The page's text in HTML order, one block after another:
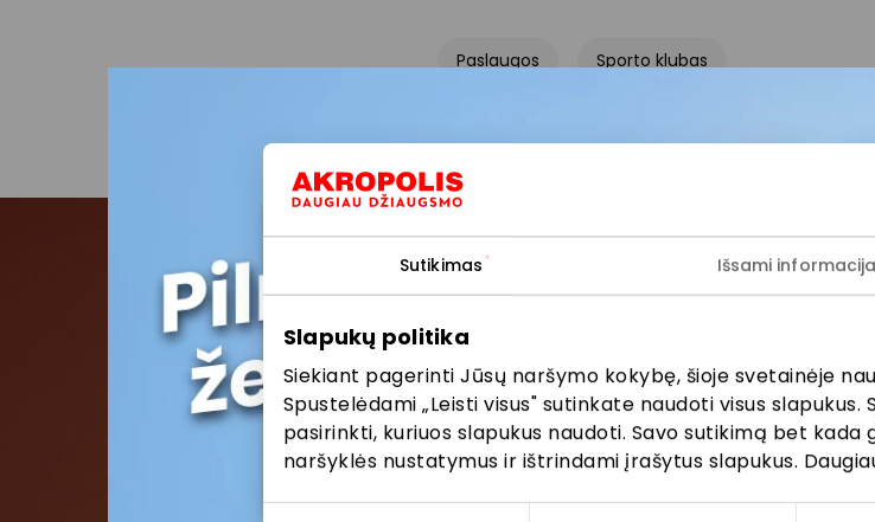
Sutikimas Išsami informacija
Slapukų politika
Siekiant pagerinti Jūsų naršymo kokybę, šioje svetainėje
Spustelėdami „Leisti visus" sutinkate naudoti visus
pasirinkti, kuriuos slapukus naudoti. Savo sutikimą bet
naršyklės nustatymus ir ištrindami įrašytus slapukus.
Paslaugos Sporto klubas
Prisijunkite prie mūsų
Pirmieji sužinokite apie geriausius pasiūlymus,
AKROPOLIS prekybos